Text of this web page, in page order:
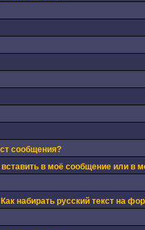
сообщения?
в моё сообщение или в
набирать русский текст на